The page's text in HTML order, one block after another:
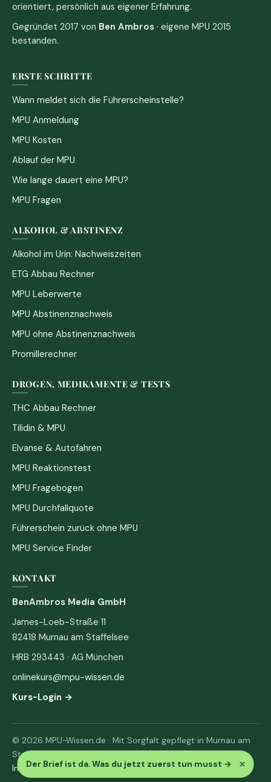
Der Brief ist da. Was du jetzt zuerst tun musst → ×
orientiert, persönlich aus eigener Erfahrung.
Gegründet 2017 von Ben Ambros · eigene MPU 2015
bestanden.
ERSTE SCHRITTE
Wann meldet sich die Führerscheinstelle?
MPU Anmeldung
MPU Kosten
Ablauf der MPU
Wie lange dauert eine MPU?
MPU Fragen
ALKOHOL & ABSTINENZ
Alkohol im Urin: Nachweiszeiten
ETG Abbau Rechner
MPU Leberwerte
MPU Abstinenznachweis
MPU ohne Abstinenznachweis
Promillerechner
DROGEN, MEDIKAMENTE & TESTS
THC Abbau Rechner
Tilidin & MPU
Elvanse & Autofahren
MPU Reaktionstest
MPU Fragebogen
MPU Durchfallquote
Führerschein zurück ohne MPU
MPU Service Finder
KONTAKT
BenAmbros Media GmbH
James-Loeb-Straße 11
82418 Murnau am Staffelsee
HRB 293443 · AG München
onlinekurs@mpu-wissen.de
Kurs-Login →
© 2026 MPU-Wissen.de · Mit Sorgfalt gepflegt in Murnau am
Staffelsee
Impressum· Datenschutz & AGB